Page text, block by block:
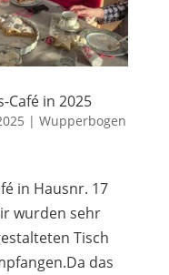
Café in 2025
| Wupperbogen
in Hausnr. 17
wurden sehr
Tisch
das